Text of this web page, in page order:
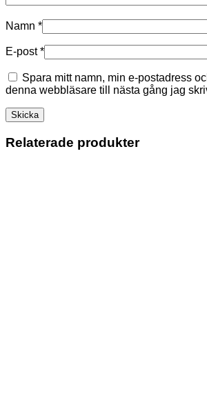
Namn *
E-post*
Spara mitt namn, min e-postadress
denna webbläsare till nästa gång jag
Relaterade produkter